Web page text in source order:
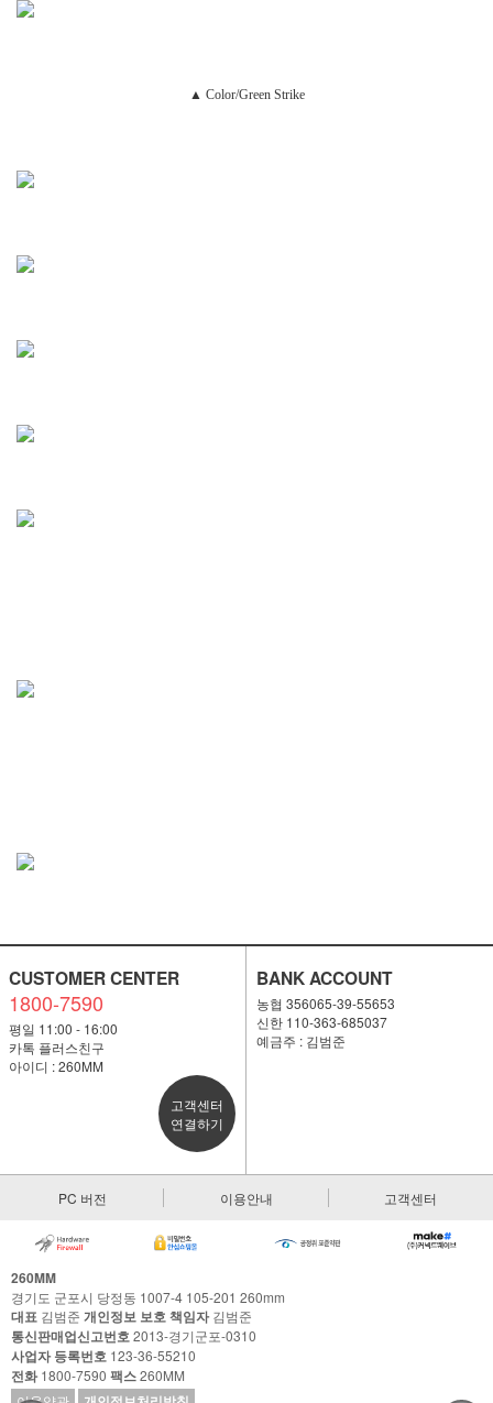
▲ Color/Green Strike
CUSTOMER CENTER
1800-7590
평일 11:00 - 16:00
카톡 플러스친구
아이디 : 260MM
고객센터
연결하기
BANK ACCOUNT
농협 356065-39-55653
신한 110-363-685037
예금주 : 김범준
PC 버전 이용안내 고객센터
260MM
경기도 군포시 당정동 1007-4 105-201 260mm
대표 김범준 개인정보 보호 책임자김범준
통신판매업신고번호2013-경기군포-0310
사업자 등록번호 123-36-55210
전화1800-7590 팩스260MM